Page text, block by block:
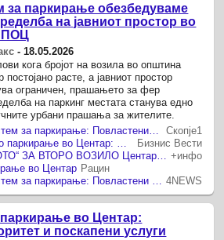
за паркирање обезбедуваме
на јавниот простор во
ПОЦ
- 18.05.2026
кога бројот на возила во општина
постојано расте, а јавниот простор
ограничен, прашањето за фер
на паркинг местата станува едно
урбани прашања за жителите.
Скопје1
Бизнис Вести
+инфо
во Центар Рацин
4NEWS
во Центар:
и поскапени услуги